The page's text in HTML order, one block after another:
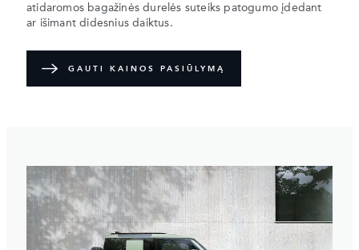
atidaromos bagažinės durelės suteiks patogumo įdedant
ar išimant didesnius daiktus.
GAUTI KAINOS PASIŪLYMĄ